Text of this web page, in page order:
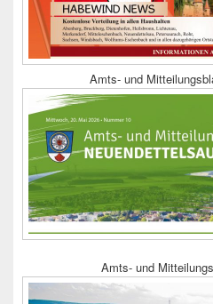
Amts- und
Amts- und